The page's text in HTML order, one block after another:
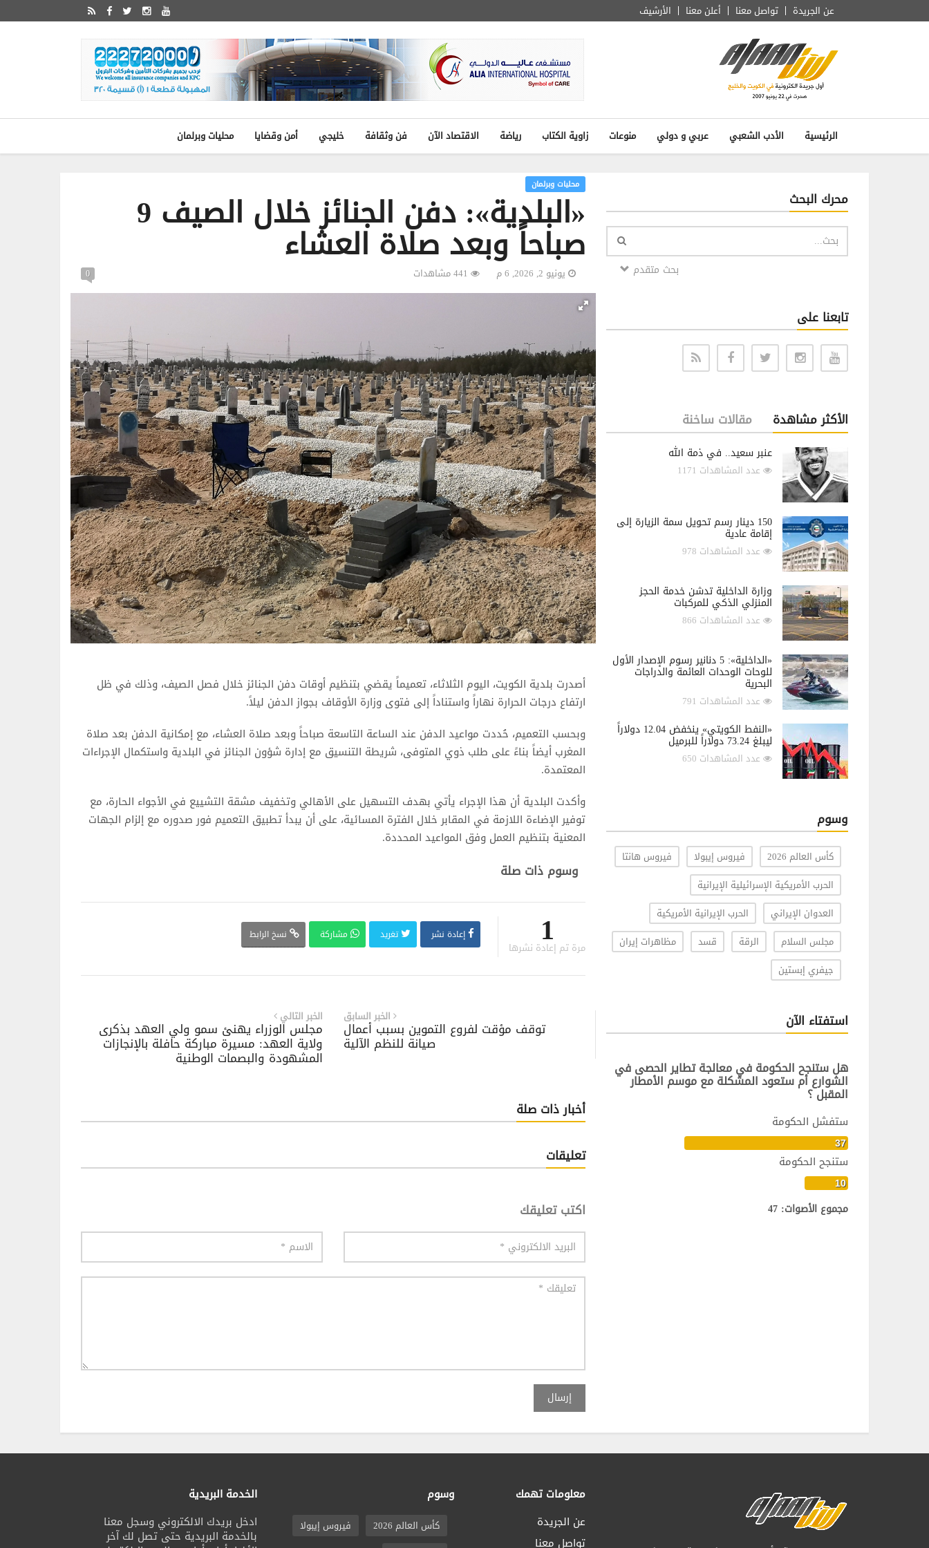
الأرشيف أعلن معنا تواصل معنا عن الجريدة
محليات وبرلمان أمن وقضايا خليجي فن وثقافة الاقتصاد الآن رياضة زاوية الكتاب منوعات عربي و دولي الأدب الشعبي الرئيسية
«البلدية»: دفن الجنائز خلال الصيف 9
صباحاً وبعد صلاة العشاء
محليات وبرلمان
يونيو 2, 2026, 6 م 0
أصدرت بلدية الكويت، اليوم الثلاثاء، تعميماً يقضي بتنظيم أوقات دفن الجنائز خلال فصل الصيف، وذلك في ظل
ارتفاع درجات الحرارة نهاراً واستناداً إلى فتوى وزارة الأوقاف بجواز الدفن ليلاً.
وبحسب التعميم، حُددت مواعيد الدفن عند الساعة التاسعة صباحاً وبعد صلاة العشاء، مع إمكانية الدفن بعد صلاة
المغرب أيضاً بناءً على طلب ذوي المتوفى، شريطة التنسيق مع إدارة شؤون الجنائز في البلدية واستكمال الإجراءات
المعتمدة.
وأكدت البلدية أن هذا الإجراء يأتي بهدف التسهيل على الأهالي وتخفيف مشقة التشييع في الأجواء الحارة، مع
توفير الإضاءة اللازمة في المقابر خلال الفترة المسائية، على أن يبدأ تطبيق التعميم فور صدوره مع إلزام الجهات
المعنية بتنظيم العمل وفق المواعيد المحددة.
وسوم ذات صلة
1
مرة تم إعادة نشرها
إعادة نشر تغريد مشاركة نسخ الرابط
الخبر التالي
‏مجلس الوزراء‬⁩ يهنئ سمو ولي العهد بذكرى
ولاية العهد: مسيرة مباركة حافلة بالإنجازات
المشهودة والبصمات الوطنية ‏
الخبر السابق
توقف مؤقت لفروع التموين بسبب أعمال
صيانة للنظم الآلية
أخبار ذات صلة
تعليقات
اكتب تعليقك
إرسال
محرك البحث
بحث متقدم
تابعنا على
الأكثر مشاهدة مقالات ساخنة
عنبر سعيد.. في ذمة الله
عدد المشاهدات 1171
150 دينار رسم تحويل سمة الزيارة إلى
إقامة عادية
عدد المشاهدات 978
وزارة الداخلية تدشن خدمة الحجز
المنزلي الذكي للمركبات
عدد المشاهدات 866
«الداخلية»: 5 دنانير رسوم الإصدار الأول
للوحات الوحدات العائمة والدراجات
البحرية
عدد المشاهدات 791
«النفط الكويتي» ينخفض 12.04 دولاراً
ليبلغ 73.24 دولاراً للبرميل
عدد المشاهدات 650
وسوم
كأس العالم 2026 فيروس إيبولا
فيروس هانتا
الحرب الأمريكية الإسرائيلية الإيرانية
العدوان الإيراني
الحرب الإيرانية الأمريكية
مجلس السلام
الرقة قسد
مظاهرات إيران
جيفري إبستين
استفتاء الآن
هل ستنجح الحكومة في معالجة تطاير الحصى في
الشوارع أم ستعود المشكلة مع موسم الأمطار
المقبل ؟
ستفشل الحكومة
37
ستنجح الحكومة
10
مجموع الأصوات: 47
الخدمة البريدية
ادخل بريدك الالكتروني وسجل معنا
بالخدمة البريدية حتى تصل لك آخر
وسوم
كأس العالم 2026
فيروس إيبولا
معلومات تهمك
عن الجريدة
تواصل معنا